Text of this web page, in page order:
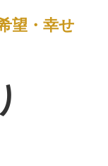
望・幸せ